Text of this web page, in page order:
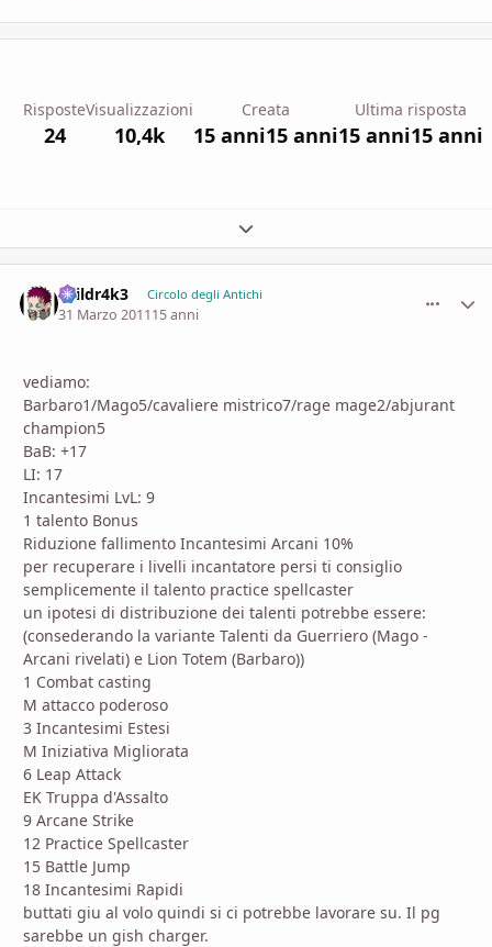
Risposte
24
Visualizzazioni
10,4k
Creata
15 anni15 anni
Ultima risposta
15 anni15 anni
Espandi panoramica del topic
3vildr4k3 Circolo degli Antichi
31 Marzo 201115 anni
vediamo:
Barbaro1/Mago5/cavaliere mistrico7/rage mage2/abjurant
champion5
BaB: +17
LI: 17
Incantesimi LvL: 9
1 talento Bonus
Riduzione fallimento Incantesimi Arcani 10%
per recuperare i livelli incantatore persi ti consiglio
semplicemente il talento practice spellcaster
un ipotesi di distribuzione dei talenti potrebbe essere:
(consederando la variante Talenti da Guerriero (Mago -
Arcani rivelati) e Lion Totem (Barbaro))
1 Combat casting
M attacco poderoso
3 Incantesimi Estesi
M Iniziativa Migliorata
6 Leap Attack
EK Truppa d'Assalto
9 Arcane Strike
12 Practice Spellcaster
15 Battle Jump
18 Incantesimi Rapidi
buttati giu al volo quindi si ci potrebbe lavorare su. Il pg
sarebbe un gish charger.